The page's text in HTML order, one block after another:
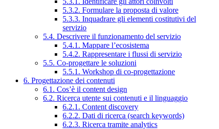
5.3.2. Formulare la proposta di valore
5.3.3. Inquadrare gli elementi costitutivi del
servizio
5.4. Descrivere il funzionamento del servizio
5.4.1. Mappare l’ecosistema
5.4.2. Rappresentare i flussi di servizio
5.5. Co-progettare le soluzioni
5.5.1. Workshop di co-progettazione
6. Progettazione dei contenuti
6.1. Cos’è il content design
6.2. Ricerca utente sui contenuti e il linguaggio
6.2.1. Content discovery
6.2.2. Dati di ricerca (search keywords)
6.2.3. Ricerca tramite analytics